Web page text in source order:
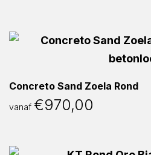
Concreto Sand Zoela Rond
vanaf €970,00